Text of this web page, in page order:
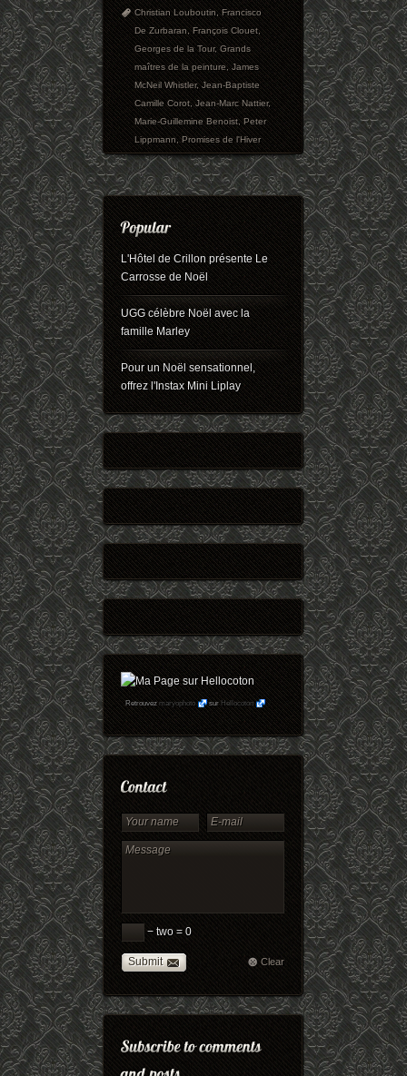
Christian Louboutin,Francisco
De Zurbaran,François Clouet,
Georges de la Tour,Grands
maîtres de la peinture,James
McNeil Whistler,Jean-Baptiste
Camille Corot,Jean-Marc Nattier,
Marie-Guillemine Benoist,Peter
Lippmann,Promises de l'Hiver
L'Hôtel de Crillon présente Le
Carrosse de Noël
UGG célèbre Noël avec la
famille Marley
Pour un Noël sensationnel,
offrez l'Instax Mini Liplay
Retrouvezmaryophoto surHellocoton
− two = 0
Submit Clear